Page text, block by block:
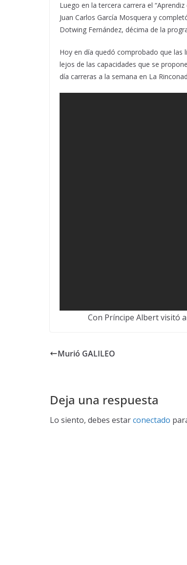
Luego en la tercera carrera el
Juan Carlos García Mosquera y
Dotwing Fernández, décima de la
Hoy en día quedó comprobado que
lejos de las capacidades que se
día carreras a la semana en La
Con Príncipe Albert visitó
Murió GALILEO
Deja una respuesta
Lo siento, debes estarconectado